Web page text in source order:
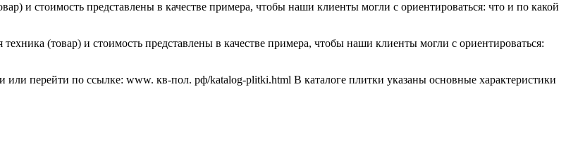
и стоимость представлены в качестве примера, чтобы наши клиенты могли с ориентироваться: что и по какой
(товар) и стоимость представлены в качестве примера, чтобы наши клиенты могли с ориентироваться:
по ссылке: www. кв-пол. рф/katalog-plitki.html В каталоге плитки указаны основные характеристики